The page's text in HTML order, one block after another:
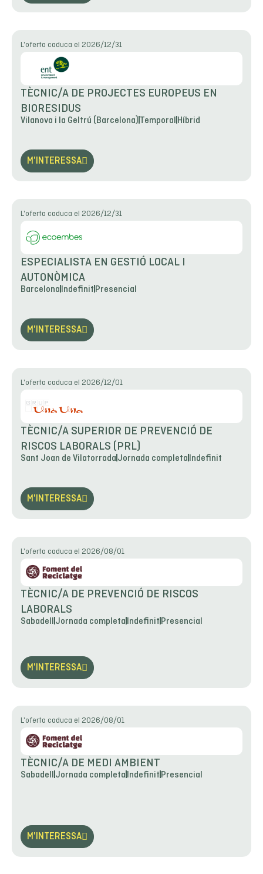
L'oferta caduca el 2026/12/31
TÈCNIC/A DE PROJECTES EUROPEUS EN
BIORESIDUS
Vilanova i la Geltrú (Barcelona) Temporal Híbrid
M'INTERESSA
L'oferta caduca el 2026/12/31
ESPECIALISTA EN GESTIÓ LOCAL I
AUTONÒMICA
Barcelona Indefinit Presencial
M'INTERESSA
L'oferta caduca el 2026/12/01
TÈCNIC/A SUPERIOR DE PREVENCIÓ DE
RISCOS LABORALS (PRL)
Sant Joan de Vilatorrada Jornada completa Indefinit
M'INTERESSA
L'oferta caduca el 2026/08/01
TÈCNIC/A DE PREVENCIÓ DE RISCOS
LABORALS
Sabadell Jornada completa Indefinit Presencial
M'INTERESSA
L'oferta caduca el 2026/08/01
TÈCNIC/A DE MEDI AMBIENT
Sabadell Jornada completa Indefinit Presencial
M'INTERESSA